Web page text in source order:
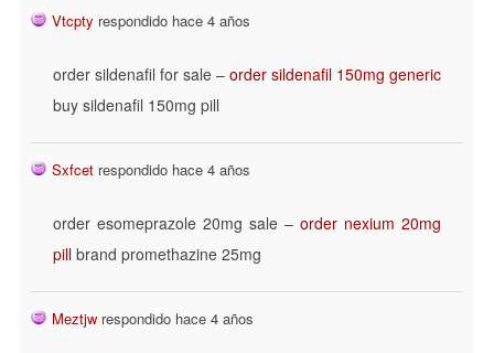
Vtcpty respondido hace 4 años
order sildenafil for sale – order sildenafil 150mg generic
buy sildenafil 150mg pill
Sxfcet respondido hace 4 años
order esomeprazole 20mg sale – order nexium 20mg
pill brand promethazine 25mg
Meztjw respondido hace 4 años